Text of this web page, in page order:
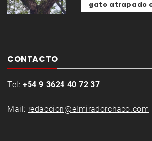
gato atrapado
CONTACTO
Tel: +54 9 3624 40 72 37
Mail: redaccion@elmiradorchaco.com